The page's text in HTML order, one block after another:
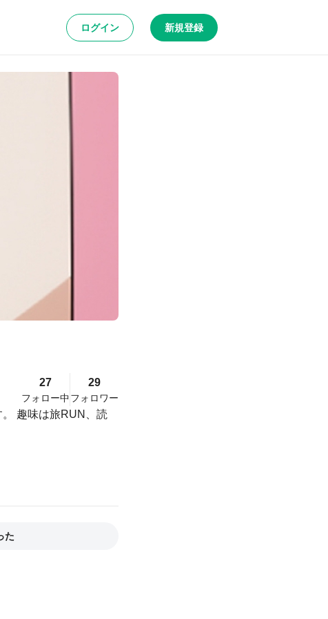
ログイン 新規登録
27
フォロー中
29
フォロワー
趣味は旅RUN、読
た